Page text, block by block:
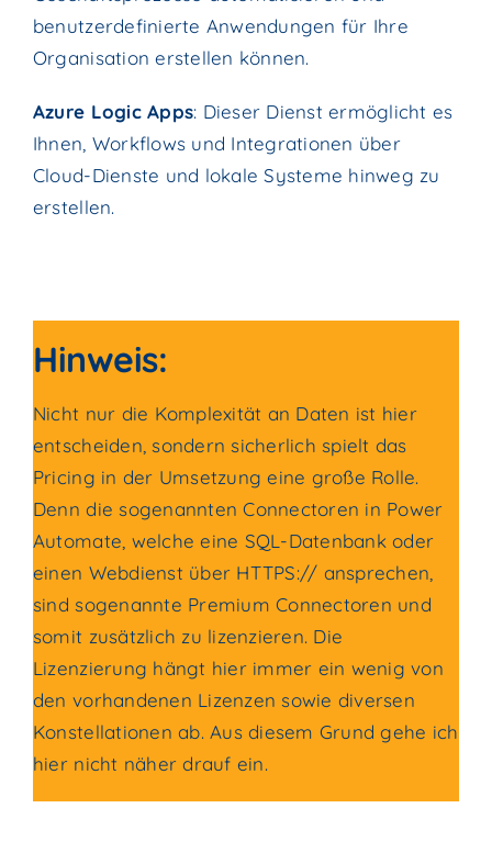
benutzerdefinierte Anwendungen für Ihre
Organisation erstellen können.
Azure Logic Apps: Dieser Dienst ermöglicht es
Ihnen, Workflows und Integrationen über
Cloud-Dienste und lokale Systeme hinweg zu
erstellen.
Hinweis:
Nicht nur die Komplexität an Daten ist hier
entscheiden, sondern sicherlich spielt das
Pricing in der Umsetzung eine große Rolle.
Denn die sogenannten Connectoren in Power
Automate, welche eine SQL-Datenbank oder
einen Webdienst über HTTPS:// ansprechen,
sind sogenannte Premium Connectoren und
somit zusätzlich zu lizenzieren. Die
Lizenzierung hängt hier immer ein wenig von
den vorhandenen Lizenzen sowie diversen
Konstellationen ab. Aus diesem Grund gehe ich
hier nicht näher drauf ein.